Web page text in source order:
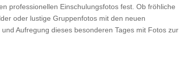
professionellen Einschulungsfotos fest. Ob fröhliche
oder lustige Gruppenfotos mit den neuen
Aufregung dieses besonderen Tages mit Fotos zur